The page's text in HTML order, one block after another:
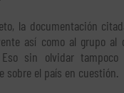
la documentación
así como al grupo al
Eso sin olvidar
sobre el país en cuestión.